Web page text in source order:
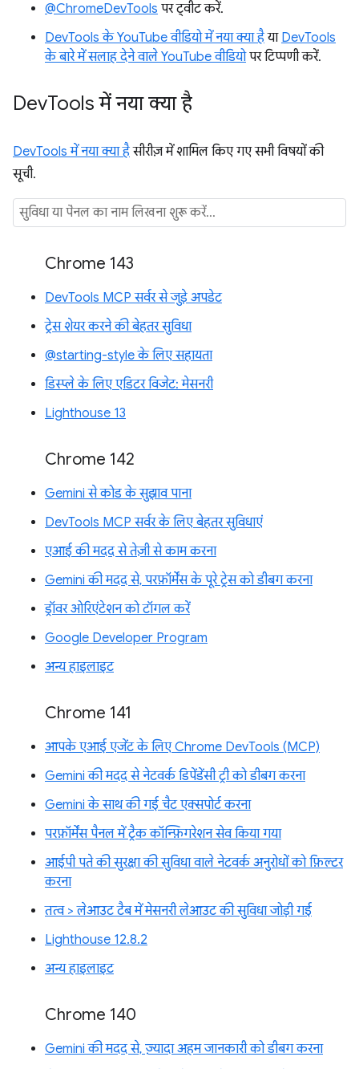
@ChromeDevTools पर ट्वीट करें.
DevTools के YouTube वीडियो में नया क्या हैया DevTools
के बारे में सलाह देने वाले YouTube वीडियोपर टिप्पणी करें.
DevTools में नया क्या है
DevTools में नया क्या हैसीरीज़ में शामिल किए गए सभी विषयों की
सूची.
Chrome 143
DevTools MCP सर्वर से जुड़े अपडेट
ट्रेस शेयर करने की बेहतर सुविधा
@starting-style के लिए सहायता
डिस्प्ले के लिए एडिटर विजेट: मेसनरी
Lighthouse 13
Chrome 142
Gemini से कोड के सुझाव पाना
DevTools MCP सर्वर के लिए बेहतर सुविधाएं
एआई की मदद से तेज़ी से काम करना
Gemini की मदद से, परफ़ॉर्मेंस के पूरे ट्रेस को डीबग करना
ड्रॉवर ओरिएंटेशन को टॉगल करें
Google Developer Program
अन्य हाइलाइट
Chrome 141
आपके एआई एजेंट के लिए Chrome DevTools (MCP)
Gemini की मदद से नेटवर्क डिपेंडेंसी ट्री को डीबग करना
Gemini के साथ की गई चैट एक्सपोर्ट करना
परफ़ॉर्मेंस पैनल में ट्रैक कॉन्फ़िगरेशन सेव किया गया
आईपी पते की सुरक्षा की सुविधा वाले नेटवर्क अनुरोधों को फ़िल्टर
करना
तत्व > लेआउट टैब में मेसनरी लेआउट की सुविधा जोड़ी गई
Lighthouse 12.8.2
अन्य हाइलाइट
Chrome 140
Gemini की मदद से, ज़्यादा अहम जानकारी को डीबग करना